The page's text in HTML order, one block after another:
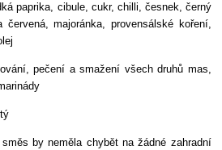
paprika, cibule, cukr, chilli, česnek, černý
červená, majoránka, provensálské koření,
pečení a smažení všech druhů mas,
by neměla chybět na žádné zahradní